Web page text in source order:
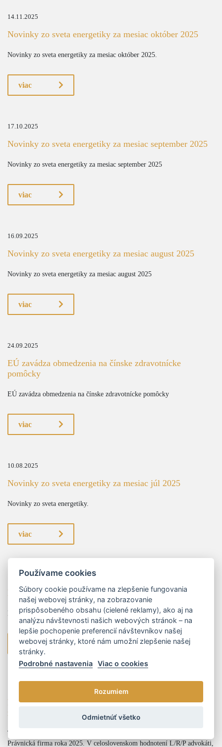
14.11.2025
Novinky zo sveta energetiky za mesiac október 2025
Novinky zo sveta energetiky za mesiac október 2025.
viac
17.10.2025
Novinky zo sveta energetiky za mesiac september 2025
Novinky zo sveta energetiky za mesiac september 2025
viac
16.09.2025
Novinky zo sveta energetiky za mesiac august 2025
Novinky zo sveta energetiky za mesiac august 2025
viac
24.09.2025
EÚ zavádza obmedzenia na čínske zdravotnícke
pomôcky
EÚ zavádza obmedzenia na čínske zdravotnícke pomôcky
viac
10.08.2025
Novinky zo sveta energetiky za mesiac júl 2025
Novinky zo sveta energetiky.
viac
17.07.2025
Novinky zo sveta energetiky za mesiac jún 2025
Novinky zo sveta energetiky za mesiac jún 2025
viac
Právnická firma roka 2025: L/R/P advokáti zaradení
medzi lídrov na Slovensku
Týždenník TREND v spolupráci s EPRAVO.SK vyhlásil víťazov súťaže
Právnická firma roka 2025. V celoslovenskom hodnotení L/R/P advokáti,
Používame cookies
Súbory cookie používame na zlepšenie fungovania
našej webovej stránky, na zobrazovanie
prispôsobeného obsahu (cielené reklamy), ako aj na
analýzu návštevnosti našich webových stránok – na
lepšie pochopenie preferencií návštevníkov našej
webovej stránky, ktoré nám umožní zlepšenie našej
stránky.
Podrobné nastavenia
Viac o cookies
Rozumiem
Odmietnúť všetko